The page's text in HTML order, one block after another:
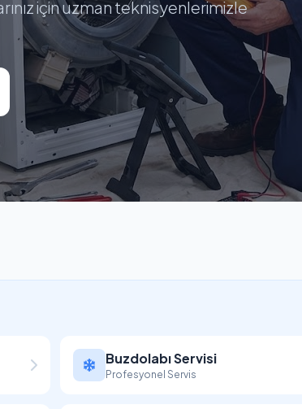
için uzman teknisyenlerimizle
Buzdolabı Servisi
Profesyonel Servis